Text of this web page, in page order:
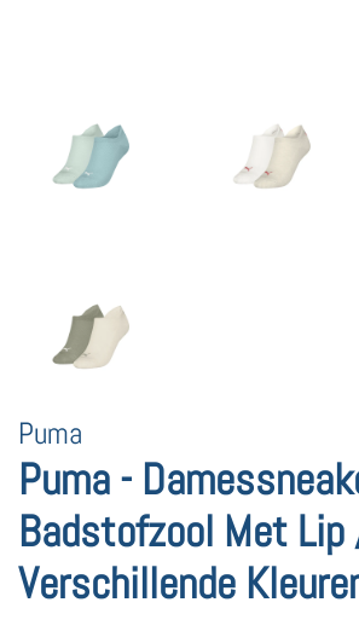
Puma
Puma -
Badstofzool Met
Verschillende